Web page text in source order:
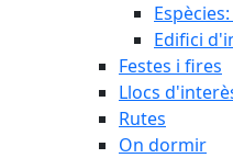
Edifici
Festes i fires
Llocs
Rutes
On dormir